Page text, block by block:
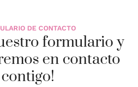
DE CONTACTO
formulario y
en contacto
contigo!